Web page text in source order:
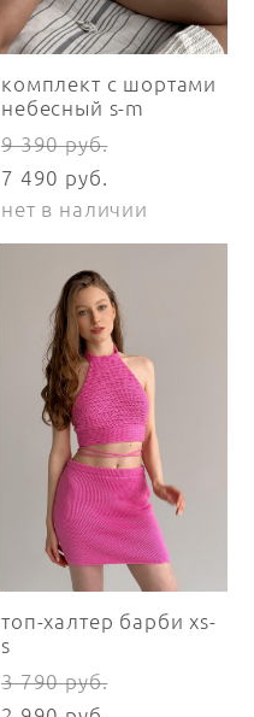
комплект с шортами
небесный s-m
9 390 pуб.
7 490 pуб.
нет в наличии
топ-халтер барби xs-
s
3 790 pуб.